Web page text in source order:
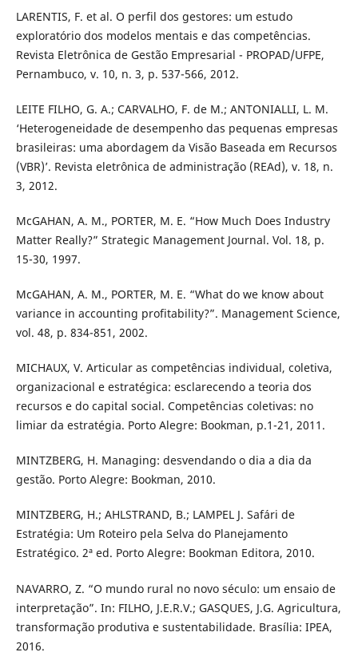
LARENTIS, F. et al. O perfil dos gestores: um estudo
exploratório dos modelos mentais e das competências.
Revista Eletrônica de Gestão Empresarial - PROPAD/UFPE,
Pernambuco, v. 10, n. 3, p. 537-566, 2012.
LEITE FILHO, G. A.; CARVALHO, F. de M.; ANTONIALLI, L. M.
‘Heterogeneidade de desempenho das pequenas empresas
brasileiras: uma abordagem da Visão Baseada em Recursos
(VBR)’. Revista eletrônica de administração (REAd), v. 18, n.
3, 2012.
McGAHAN, A. M., PORTER, M. E. “How Much Does Industry
Matter Really?” Strategic Management Journal. Vol. 18, p.
15-30, 1997.
McGAHAN, A. M., PORTER, M. E. “What do we know about
variance in accounting profitability?”. Management Science,
vol. 48, p. 834-851, 2002.
MICHAUX, V. Articular as competências individual, coletiva,
organizacional e estratégica: esclarecendo a teoria dos
recursos e do capital social. Competências coletivas: no
limiar da estratégia. Porto Alegre: Bookman, p.1-21, 2011.
MINTZBERG, H. Managing: desvendando o dia a dia da
gestão. Porto Alegre: Bookman, 2010.
MINTZBERG, H.; AHLSTRAND, B.; LAMPEL J. Safári de
Estratégia: Um Roteiro pela Selva do Planejamento
Estratégico. 2ª ed. Porto Alegre: Bookman Editora, 2010.
NAVARRO, Z. “O mundo rural no novo século: um ensaio de
interpretação”. In: FILHO, J.E.R.V.; GASQUES, J.G. Agricultura,
transformação produtiva e sustentabilidade. Brasília: IPEA,
2016.